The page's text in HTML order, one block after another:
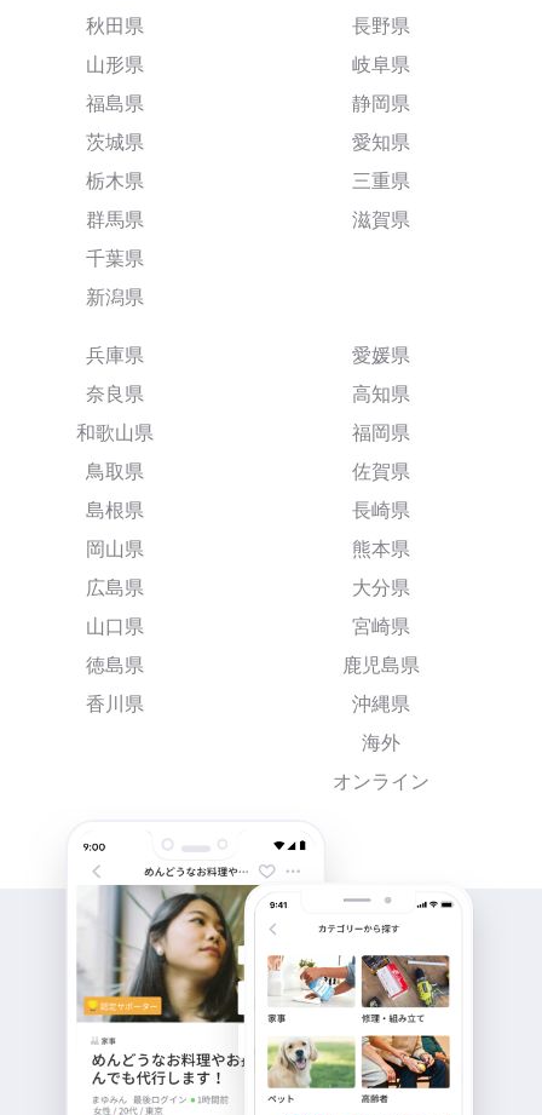
秋田県
山形県
福島県
茨城県
栃木県
群馬県
千葉県
新潟県
長野県
岐阜県
静岡県
愛知県
三重県
滋賀県
兵庫県
奈良県
和歌山県
鳥取県
島根県
岡山県
広島県
山口県
徳島県
香川県
愛媛県
高知県
福岡県
佐賀県
長崎県
熊本県
大分県
宮崎県
鹿児島県
沖縄県
海外
オンライン